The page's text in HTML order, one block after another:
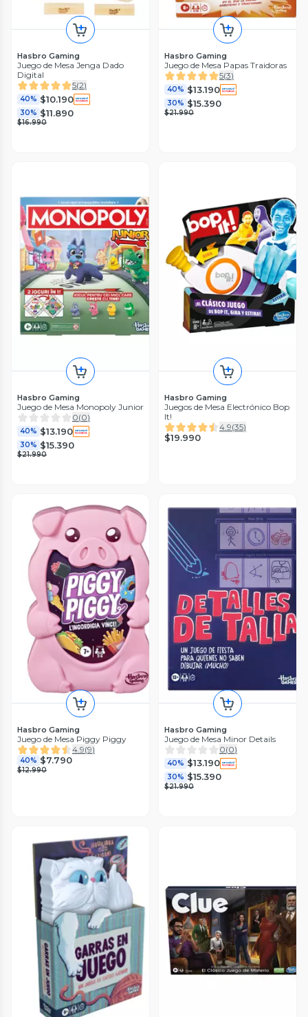
Hasbro Gaming
Juego de Mesa Jenga Dado
Digital
5(2)
40% $10.190
30% $11.890
$16.990
Hasbro Gaming
Juego de Mesa Papas Traidoras
5(3)
40% $13.190
30% $15.390
$21.990
Hasbro Gaming
Juego de Mesa Monopoly Junior
0(0)
40% $13.190
30% $15.390
$21.990
Hasbro Gaming
Juegos de Mesa Electrónico Bop
It!
4.9(35)
$19.990
Hasbro Gaming
Juego de Mesa Piggy Piggy
4.9(9)
40% $7.790
$12.990
Hasbro Gaming
Juego de Mesa Minor Details
0(0)
40% $13.190
30% $15.390
$21.990